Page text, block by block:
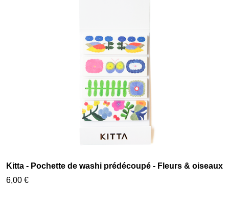
Kitta - Pochette de washi prédécoupé - Fleurs & oiseaux
6,00 €